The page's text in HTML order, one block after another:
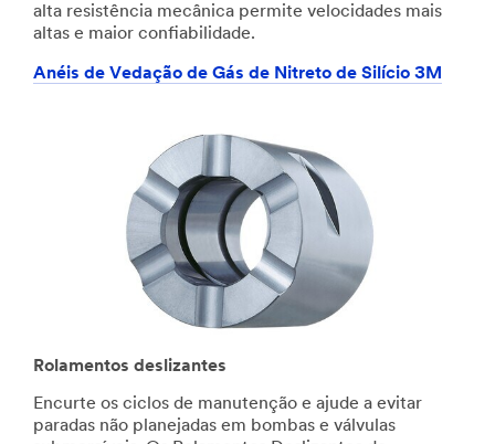
mais
tarde
alta resistência mecânica permite velocidades mais
altas e maior confiabilidade.
Anéis de Vedação de Gás de Nitreto de Silício 3M
Rolamentos deslizantes
Encurte os ciclos de manutenção e ajude a evitar
paradas não planejadas em bombas e válvulas